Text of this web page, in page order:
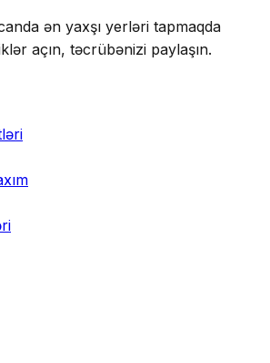
ən yaxşı yerləri tapmaqda
açın, təcrübənizi paylaşın.